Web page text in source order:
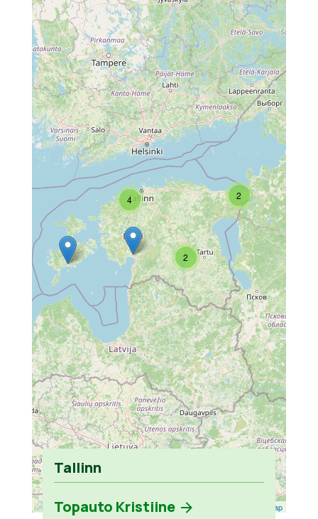
2
2
4
Leaflet OpenStreetMap
Tallinn
Topauto Kristiine